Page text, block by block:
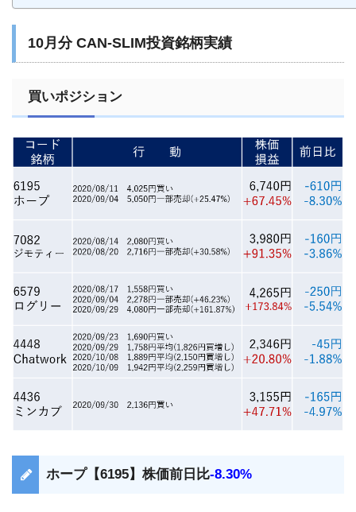
10月分 CAN-SLIM投資銘柄実績
買いポジション
ホープ【6195】株価前日比-8.30%